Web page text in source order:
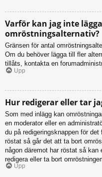
Varför kan jag inte
omröstningsalternativ?
Gränsen för antal
Om du behöver lägga till fler
tillåts, kontakta en
Upp
Hur redigerar eller tar
Som med inlägg kan
en moderator eller en
du på redigeringsknappen för
röstat så går det att ta bort
någon däremot har röstat så kan
redigera eller ta bort
Upp